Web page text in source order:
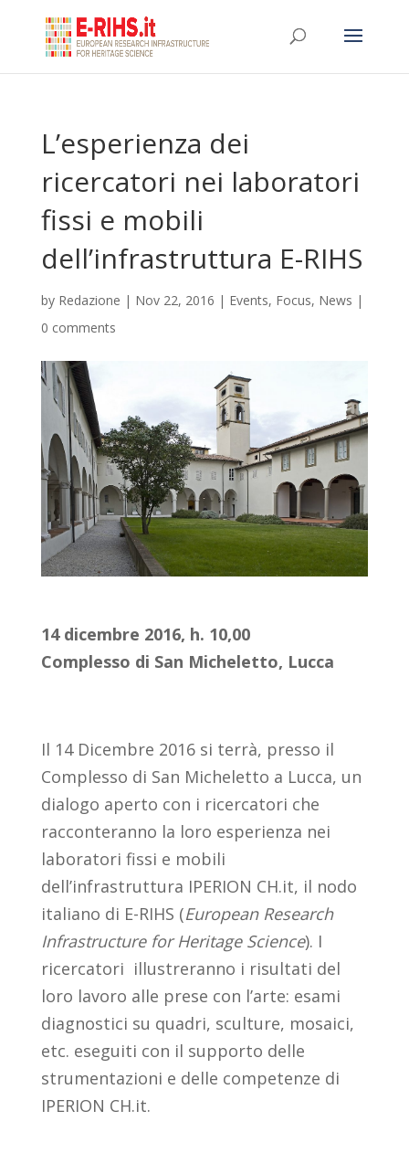
L’esperienza dei
ricercatori nei laboratori
fissi e mobili
dell’infrastruttura E-RIHS
by Redazione | Nov 22, 2016 | Events, Focus, News |
0 comments
14 dicembre 2016, h. 10,00
Complesso di San Micheletto, Lucca
Il 14 Dicembre 2016 si terrà, presso il
Complesso di San Micheletto a Lucca, un
dialogo aperto con i ricercatori che
racconteranno la loro esperienza nei
laboratori fissi e mobili
dell’infrastruttura IPERION CH.it, il nodo
italiano di E-RIHS (European Research
Infrastructure for Heritage Science). I
ricercatori illustreranno i risultati del
loro lavoro alle prese con l’arte: esami
diagnostici su quadri, sculture, mosaici,
etc. eseguiti con il supporto delle
strumentazioni e delle competenze di
IPERION CH.it.